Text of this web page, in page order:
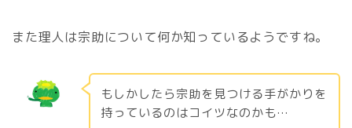
また理人は宗助について何か知っているようですね。
もしかしたら宗助を見つける手がかりを
持っているのはコイツなのかも…